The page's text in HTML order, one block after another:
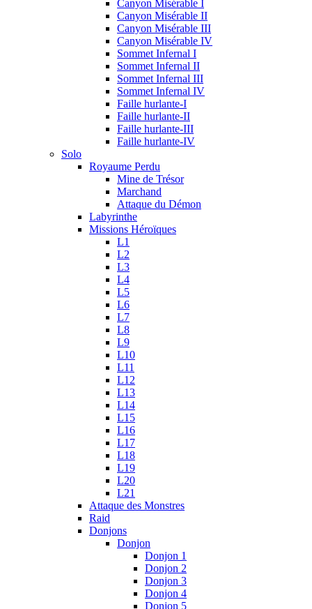
Canyon Misérable I
Canyon Misérable II
Canyon Misérable III
Canyon Misérable IV
Sommet Infernal I
Sommet Infernal II
Sommet Infernal III
Sommet Infernal IV
Faille hurlante-I
Faille hurlante-II
Faille hurlante-III
Faille hurlante-IV
Solo
Royaume Perdu
Mine de Trésor
Marchand
Attaque du Démon
Labyrinthe
Missions Héroïques
L1
L2
L3
L4
L5
L6
L7
L8
L9
L10
L11
L12
L13
L14
L15
L16
L17
L18
L19
L20
L21
Attaque des Monstres
Raid
Donjons
Donjon
Donjon 1
Donjon 2
Donjon 3
Donjon 4
Donjon 5